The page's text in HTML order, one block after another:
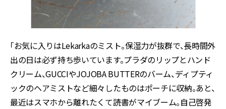
「お気に入りはLekarkaのミスト。保湿力が抜群で、長時間外
出の日は必ず持ち歩いています。プラダのリップとハンド
クリーム、GUCCIやJOJOBA BUTTERのバーム、ディプティ
ックのヘアミストなど細々したものはポーチに収納。あと、
最近はスマホから離れたくて読書がマイブーム。自己啓発